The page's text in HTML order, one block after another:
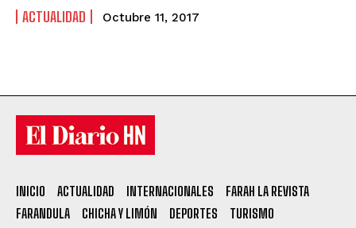
ACTUALIDAD Octubre 11, 2017
INICIO ACTUALIDAD INTERNACIONALES
FARAH LA REVISTA
FARANDULA
CHICHA Y LIMÓN DEPORTES TURISMO